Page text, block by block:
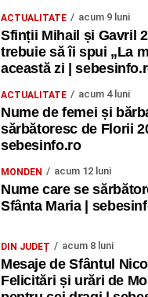
ACTUALITATE acum 9 luni
Sfinții Mihail și Gavril
trebuie să îi spui „La
această zi |
ACTUALITATE acum 4 luni
Nume de femei și
sărbătoresc de Florii
sebesinfo.ro
MONDEN acum 12 luni
Nume care se
Sfânta Maria |
DIN JUDEȚ acum 8 luni
Mesaje de Sfântul
Felicitări și urări de